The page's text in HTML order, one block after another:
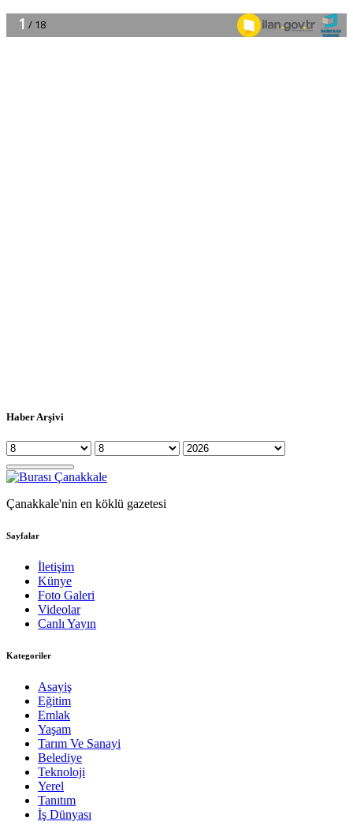
Haber Arşivi
Çanakkale'nin en köklü gazetesi
Sayfalar
İletişim
Künye
Foto Galeri
Videolar
Canlı Yayın
Kategoriler
Asayiş
Eğitim
Emlak
Yaşam
Tarım Ve Sanayi
Belediye
Teknoloji
Yerel
Tanıtım
İş Dünyası